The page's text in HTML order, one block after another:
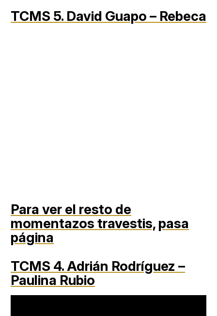
TCMS 5. David Guapo – Rebeca
Para ver el resto de
momentazos travestis, pasa
página
TCMS 4. Adrián Rodríguez –
Paulina Rubio